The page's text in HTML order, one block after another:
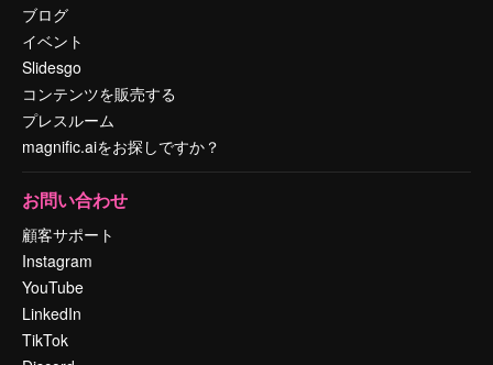
ブログ
イベント
Slidesgo
コンテンツを販売する
プレスルーム
magnific.aiをお探しですか？
お問い合わせ
顧客サポート
Instagram
YouTube
LinkedIn
TikTok